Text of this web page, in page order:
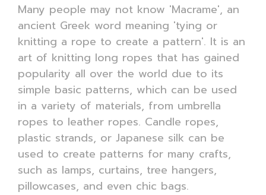
Many people may not know 'Macrame', an
ancient Greek word meaning 'tying or
knitting a rope to create a pattern'. It is an
art of knitting long ropes that has gained
popularity all over the world due to its
simple basic patterns, which can be used
in a variety of materials, from umbrella
ropes to leather ropes. Candle ropes,
plastic strands, or Japanese silk can be
used to create patterns for many crafts,
such as lamps, curtains, tree hangers,
pillowcases, and even chic bags.